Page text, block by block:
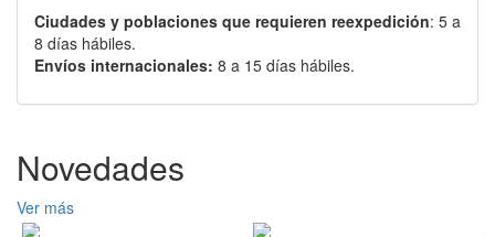
Ciudades y poblaciones que requieren reexpedición: 5 a
8 días hábiles.
Envíos internacionales: 8 a 15 días hábiles.
Novedades
Ver más